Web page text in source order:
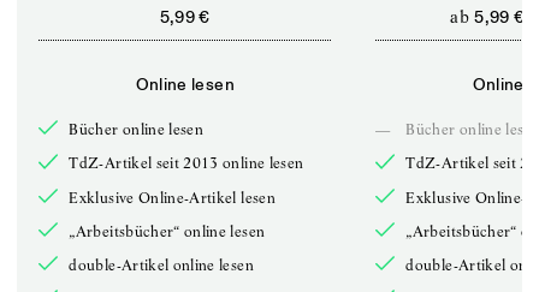
5,99 €
Online lesen
Bücher online lesen
TdZ-Artikel seit 2013 online lesen
Exklusive Online-Artikel lesen
„Arbeitsbücher“ online lesen
double-Artikel online lesen
ab 5,99 €
Online
—
Bücher online
TdZ-Artikel seit
Exklusive Online-
„Arbeitsbücher“
double-Artikel